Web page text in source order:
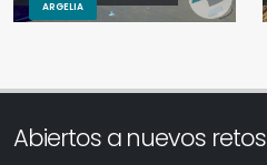
ARGELIA
Abiertos a nuevos retos